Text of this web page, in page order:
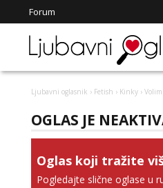
Forum
Ljubavni oglasnik › Fetish › Kinky ›
OGLAS JE
Oglas koji tražite
Pogledajte slične oglase u